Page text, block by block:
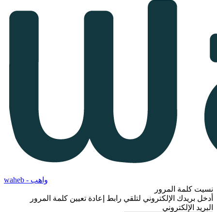
waheb - واهب
نسيت كلمة المرور
أدخل بريدك الإلكتروني لتلقي رابط إعادة تعيين كلمة المرور
البريد الإلكتروني